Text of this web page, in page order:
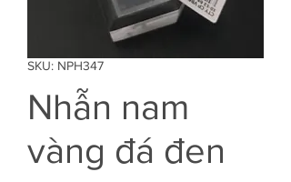
SKU: NPH347
Nhẫn nam
vàng đá đen